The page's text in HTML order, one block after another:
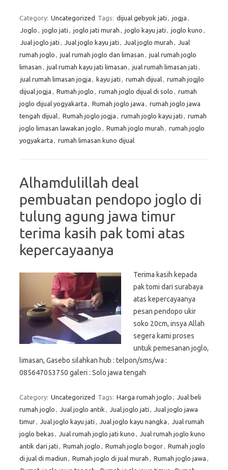
Category: Uncategorized Tags: dijual gebyok jati , jogja ,
Joglo , joglo jati , joglo jati murah , joglo kayu jati , joglo kuno ,
Jual joglo jati , Jual joglo kayu jati , Jual joglo murah , Jual
rumah joglo , jual rumah joglo dan limasan , jual rumah joglo
limasan , jual rumah kayu jati limasan , jual rumah limasan jati ,
jual rumah limasan jogja , kayu jati , rumah dijual, rumah jogjlo
dijual jogja , Rumah joglo , rumah joglo dijual di solo , rumah
joglo dijual yogyakarta , Rumah joglo jawa , rumah joglo jawa
tengah dijual, Rumah joglo jogja , rumah joglo kayu jati , rumah
joglo limasan lawakan joglo , Rumah joglo murah , rumah joglo
yogyakarta , rumah limasan kuno dijual
Alhamdulillah deal
pembuatan pendopo joglo di
tulung agung jawa timur
terima kasih pak tomi atas
kepercayaanya
Terima kasih kepada
pak tomi dari surabaya
atas kepercayaanya
pesan pendopo ukir
soko 20cm, insya Allah
segera kami proses
untuk pemesanan joglo,
limasan, Gasebo silahkan hub : telpon/sms/wa :
085647053750 galeri : Solo jawa tengah
Category: Uncategorized Tags: Harga rumah joglo , Jual beli
rumah joglo , Jual joglo antik , Jual joglo jati , Jual joglo jawa
timur, Jual joglo kayu jati , Jual joglo kayu nangka , Jual rumah
joglo bekas , Jual rumah joglo jati kuno , Jual rumah joglo kuno
antik dari jati , Rumah joglo , Rumah joglo bogor, Rumah joglo
di jual di madiun , Rumah joglo di jual murah , Rumah joglo jawa ,